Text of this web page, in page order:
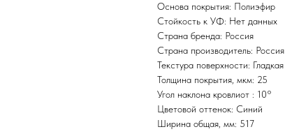
Основа покрытия: Полиэфир
Стойкость к УФ: Нет данных
Страна бренда: Россия
Страна производитель: Россия
Текстура поверхности: Гладкая
Толщина покрытия, мкм: 25
Угол наклона кровлиот : 10°
Цветовой оттенок: Синий
Ширина общая, мм: 517